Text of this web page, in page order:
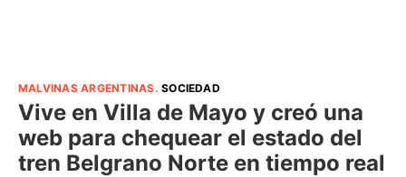
MALVINAS ARGENTINAS.SOCIEDAD
Vive en Villa de Mayo y creó una
web para chequear el estado del
tren Belgrano Norte en tiempo real